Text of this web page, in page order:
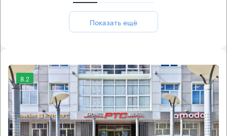
Показать ещё
8.2